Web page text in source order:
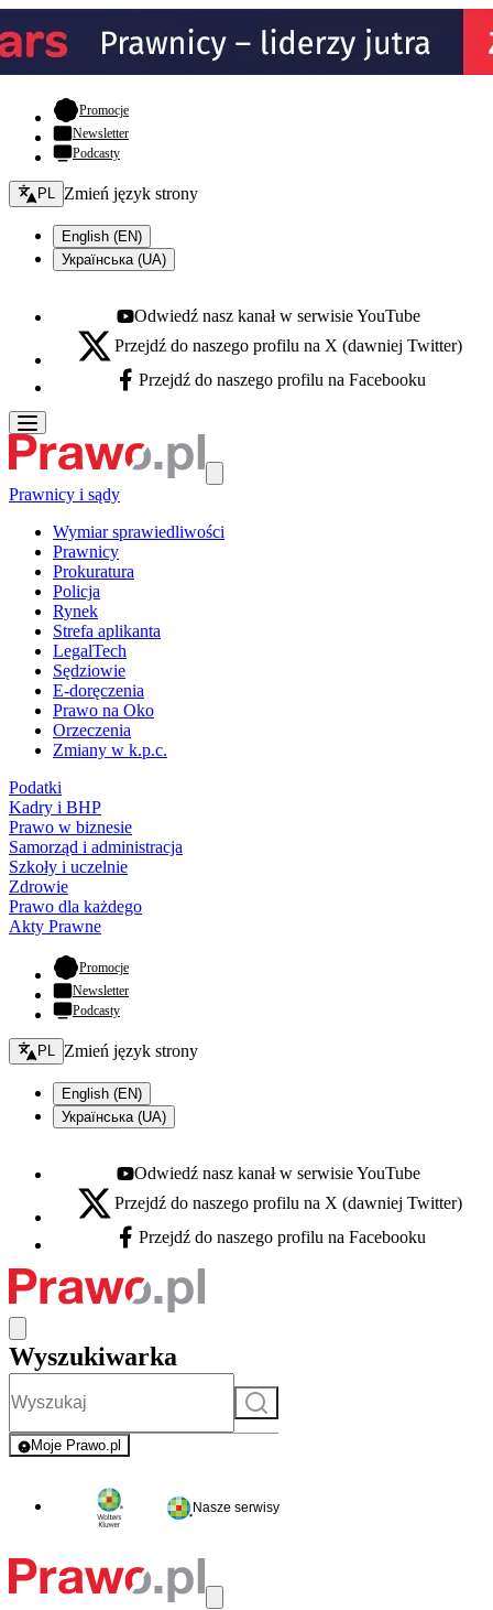
Promocje- otwiera się w nowej karcie
Newsletter
Podcasty
Zmień język - bieżący:
PL Zmień język strony
English (EN)
Українська (UA)
Youtube - otwiera się w nowej karcie
Odwiedź nasz kanał w serwisie YouTube
X - otwiera się w nowej karcie
Przejdź do naszego profilu na X (dawniej Twitter)
Facebook - otwiera się w nowej karcie
Przejdź do naszego profilu na Facebooku
Prawnicy i sądy
Wymiar sprawiedliwości
Prawnicy
Prokuratura
Policja
Rynek
Strefa aplikanta
LegalTech
Sędziowie
E-doręczenia
Prawo na Oko
Orzeczenia
Zmiany w k.p.c.
Podatki
Kadry i BHP
Prawo w biznesie
Samorząd i administracja
Szkoły i uczelnie
Zdrowie
Prawo dla każdego
Akty Prawne
Promocje- otwiera się w nowej karcie
Newsletter
Podcasty
Zmień język - bieżący:
PL Zmień język strony
English (EN)
Українська (UA)
Youtube - otwiera się w nowej karcie
Odwiedź nasz kanał w serwisie YouTube
X - otwiera się w nowej karcie
Przejdź do naszego profilu na X (dawniej Twitter)
Facebook - otwiera się w nowej karcie
Przejdź do naszego profilu na Facebooku
Wyszukiwarka
Szukaj
Moje Prawo.pl
- rejestracja i logowanie do serwisu
Nasze serwisy